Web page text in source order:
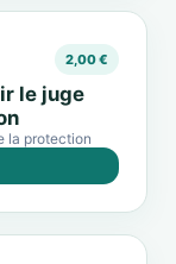
2,00 €
le juge
la protection